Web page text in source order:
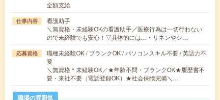
全額支給
仕事内容
看護助手
＼無資格・未経験OKの看護助手／医療行為は一切行わない
ので未経験でも安心！▽具体的には…・リネンやシ…
応募資格
職種未経験OK / ブランクOK / パソコンスキル不要 / 英語力不
要
＼無資格＊未経験OK／★年齢不問・ブランクOK★履歴書不
要・来社不要（電話登録OK）★社会保険完備＼…
職場の雰囲気